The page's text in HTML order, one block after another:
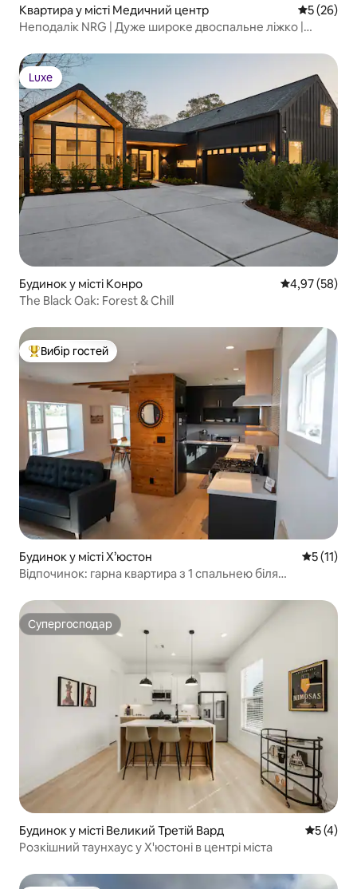
Квартира у місті Медичний центр Середня
5 (26)
Неподалік NRG | Дуже широке двоспальне ліжко |
Luxe
Luxe
Будинок у місті Конро Середня
4,97 (58)
The Black Oak: Forest & Chill
Топ вибір гостей
Вибір гостей
Будинок у місті Х’юстон Середня
5 (11)
Відпочинок: гарна квартира з 1 спальнею біля
Супергосподар
Супергосподар
Будинок у місті Великий Третій Вард Середня
5 (4)
Розкішний таунхаус у Х'юстоні в центрі міста